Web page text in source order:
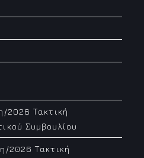
2026 Τακτική
Συμβουλίου
2026 Τακτική